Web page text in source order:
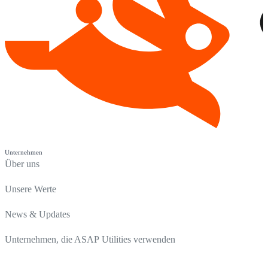
Unternehmen
Über uns
Unsere Werte
News & Updates
Unternehmen, die ASAP Utilities verwenden